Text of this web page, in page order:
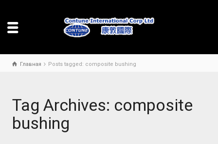
Главная Posts tagged: composite bushing
Tag Archives: composite
bushing